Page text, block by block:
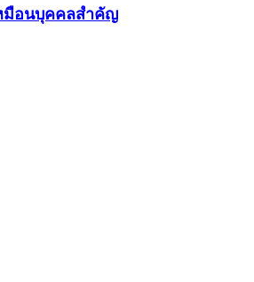
มือนบุคคลสำคัญ